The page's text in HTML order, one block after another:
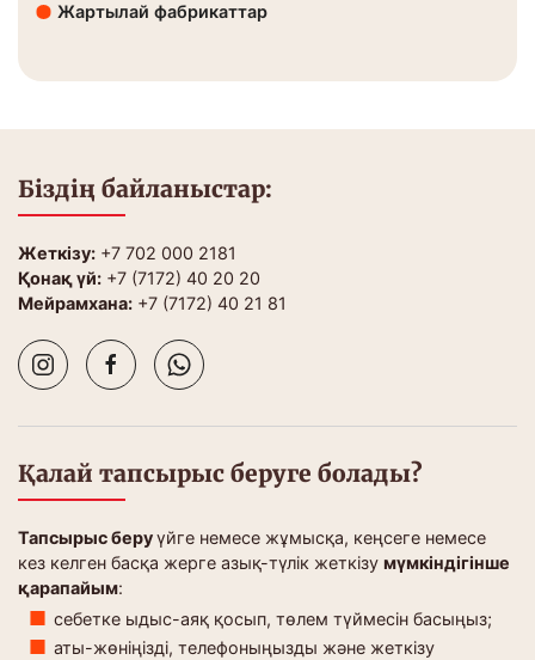
Жартылай фабрикаттар
Біздің байланыстар:
Жеткізу: +7 702 000 2181
Қонақ үй: +7 (7172) 40 20 20
Мейрамхана: +7 (7172) 40 21 81
Қалай тапсырыс беруге болады?
Тапсырыс беруүйге немесе жұмысқа, кеңсеге немесе
кез келген басқа жерге азық-түлік жеткізу мүмкіндігінше
қарапайым:
себетке ыдыс-аяқ қосып, төлем түймесін басыңыз;
аты-жөніңізді, телефоныңызды және жеткізу